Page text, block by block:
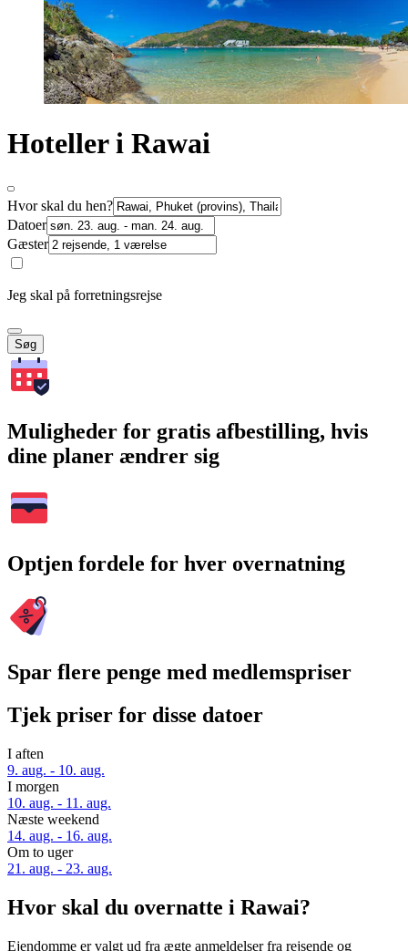
Hoteller i Rawai
Hvor skal du hen?
Datoer
Gæster
Jeg skal på forretningsrejse
Søg
Muligheder for gratis afbestilling, hvis
dine planer ændrer sig
Optjen fordele for hver overnatning
Spar flere penge med medlemspriser
Tjek priser for disse datoer
I aften
9. aug. - 10. aug.
I morgen
10. aug. - 11. aug.
Næste weekend
14. aug. - 16. aug.
Om to uger
21. aug. - 23. aug.
Hvor skal du overnatte i Rawai?
Ejendomme er valgt ud fra ægte anmeldelser fra rejsende og